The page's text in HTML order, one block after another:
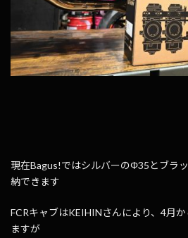
現在Bagus!ではシルバーのΦ35とブラ
納できます
FCRキャブはKEIHINさんにより、4月
ますが